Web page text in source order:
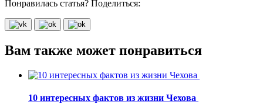
Понравилась статья? Поделиться:
Вам также может понравиться
10 интересных фактов из жизни Чехова